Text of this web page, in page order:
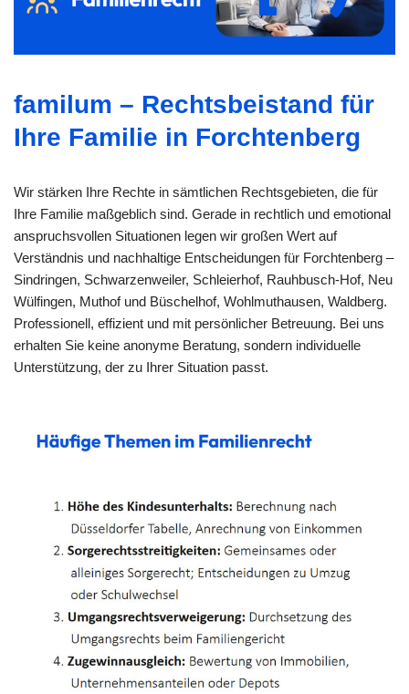
familum – Rechtsbeistand für
Ihre Familie in Forchtenberg
Wir stärken Ihre Rechte in sämtlichen Rechtsgebieten, die für
Ihre Familie maßgeblich sind. Gerade in rechtlich und emotional
anspruchsvollen Situationen legen wir großen Wert auf
Verständnis und nachhaltige Entscheidungen für Forchtenberg –
Sindringen, Schwarzenweiler, Schleierhof, Rauhbusch-Hof, Neu
Wülfingen, Muthof und Büschelhof, Wohlmuthausen, Waldberg.
Professionell, effizient und mit persönlicher Betreuung. Bei uns
erhalten Sie keine anonyme Beratung, sondern individuelle
Unterstützung, der zu Ihrer Situation passt.